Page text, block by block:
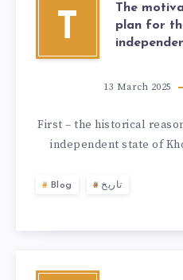
T
The
plan for
13 March 2025
First – the historical
independent state of
Blog تاریخ